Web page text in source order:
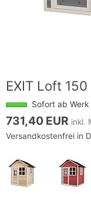
EXIT Loft
Sofort ab
731,40 EUR inkl.
Versandkostenfrei in